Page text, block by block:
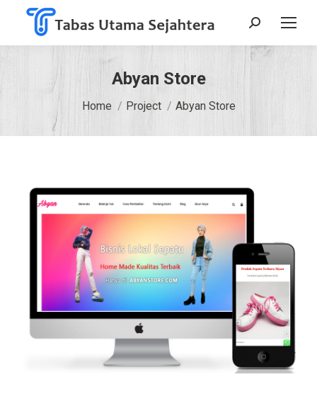
Search:
Abyan Store
You are here:
Home Project Abyan Store